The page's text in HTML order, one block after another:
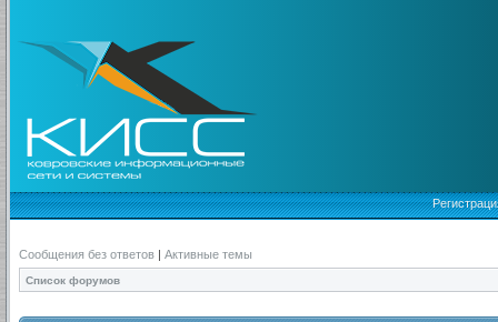
Сообщения без ответов | Активные темы
Список форумов